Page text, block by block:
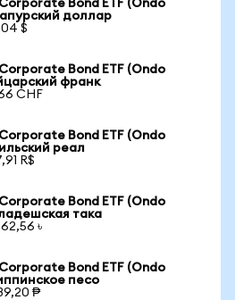
Bond ETF (Ondo
доллар
$
Bond ETF (Ondo
франк
CHF
Bond ETF (Ondo
реал
R$
Bond ETF (Ondo
така
৳
Bond ETF (Ondo
песо
₱